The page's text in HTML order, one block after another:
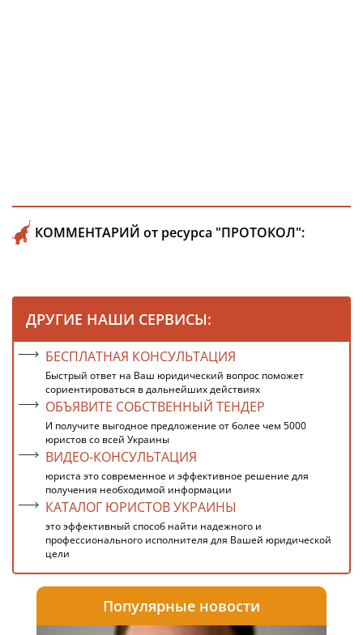
КОММЕНТАРИЙ от ресурса "ПРОТОКОЛ":
ДРУГИЕ НАШИ СЕРВИСЫ:
БЕСПЛАТНАЯ КОНСУЛЬТАЦИЯ
Быстрый ответ на Ваш юридический вопрос поможет
сориентироваться в дальнейших действиях
ОБЪЯВИТЕ СОБСТВЕННЫЙ ТЕНДЕР
И получите выгодное предложение от более чем 5000
юристов со всей Украины
ВИДЕО-КОНСУЛЬТАЦИЯ
юриста это современное и эффективное решение для
получения необходимой информации
КАТАЛОГ ЮРИСТОВ УКРАИНЫ
это эффективный способ найти надежного и
профессионального исполнителя для Вашей юридической
цели
Популярные новости